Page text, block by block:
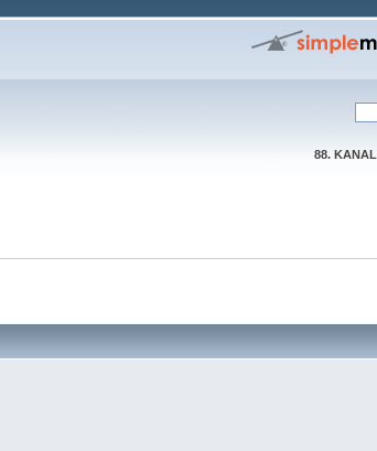
88. KANAL